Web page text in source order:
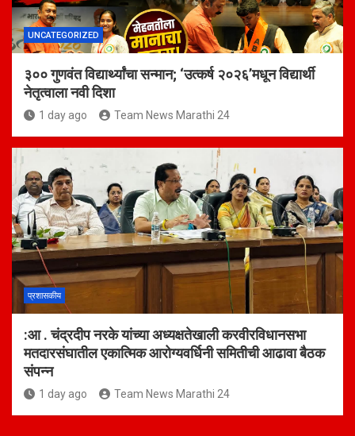
UNCATEGORIZED
३०० गुणवंत विद्यार्थ्यांचा सन्मान; ‘उत्कर्ष २०२६’मधून विद्यार्थी
नेतृत्वाला नवी दिशा
1 day ago Team News Marathi 24
प्रशासकीय
:आ . चंद्रदीप नरके यांच्या अध्यक्षतेखाली करवीरविधानसभा
मतदारसंघातील एकात्मिक आरोग्यवर्धिनी समितीची आढावा बैठक
संपन्न
1 day ago Team News Marathi 24